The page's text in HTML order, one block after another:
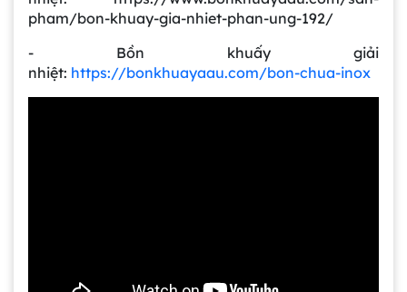
pham/bon-khuay-gia-nhiet-phan-ung-192/
- Bồn khuấy giải
nhiệt: https://bonkhuayaau.com/bon-chua-inox